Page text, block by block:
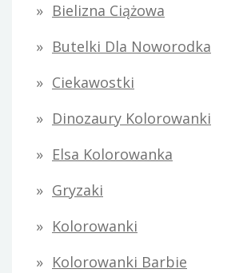
Bielizna Ciążowa
Butelki Dla Noworodka
Ciekawostki
Dinozaury Kolorowanki
Elsa Kolorowanka
Gryzaki
Kolorowanki
Kolorowanki Barbie